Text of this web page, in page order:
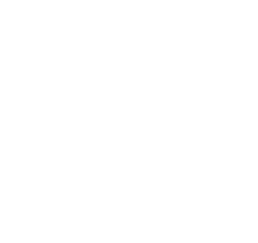
sur le livre
sur le livre